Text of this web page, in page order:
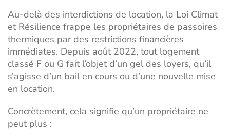
Au-delà des interdictions de location, la Loi Climat
et Résilience frappe les propriétaires de passoires
thermiques par des restrictions financières
immédiates. Depuis août 2022, tout logement
classé F ou G fait l’objet d’un gel des loyers, qu’il
s’agisse d’un bail en cours ou d’une nouvelle mise
en location.
Concrètement, cela signifie qu’un propriétaire ne
peut plus :